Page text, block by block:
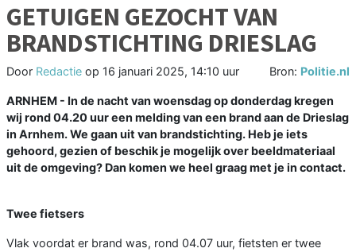
GETUIGEN GEZOCHT VAN
BRANDSTICHTING DRIESLAG
Door Redactie op 16 januari 2025, 14:10 uur Bron: Politie.nl
ARNHEM - In de nacht van woensdag op donderdag kregen
wij rond 04.20 uur een melding van een brand aan de Drieslag
in Arnhem. We gaan uit van brandstichting. Heb je iets
gehoord, gezien of beschik je mogelijk over beeldmateriaal
uit de omgeving? Dan komen we heel graag met je in contact.
Twee fietsers
Vlak voordat er brand was, rond 04.07 uur, fietsten er twee